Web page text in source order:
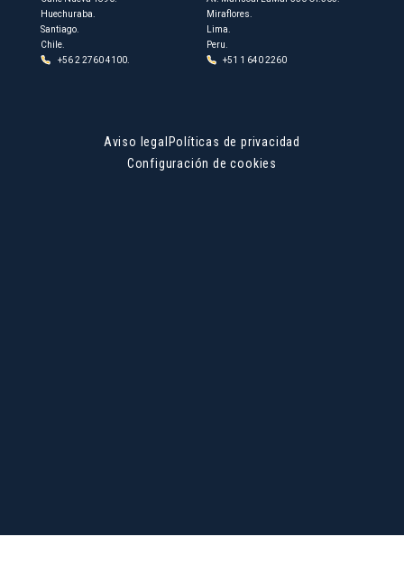
Huechuraba.
Santiago.
Chile.
+56 2 2760 4100.
Miraflores.
Lima.
Peru.
+51 1 640 2260
Aviso legal Políticas de privacidad
Configuración de cookies